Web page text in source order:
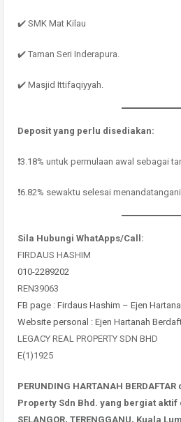
✔️ SMK Mat Kilau
✔️ Taman Seri Inderapura.
✔️ Masjid Ittifaqiyyah.
Deposit yang perlu disediakan:
❗️3.18% untuk permulaan awal sebagai
❗️6.82% sewaktu selesai
Sila Hubungi WhatApps/Call:
FIRDAUS HASHIM
010-2289202
REN39063
FB page : Firdaus Hashim – Ejen
Website personal : Ejen Hartanah
LEGACY REAL PROPERTY SDN BHD
E(1)1925
PERUNDING HARTANAH
Property Sdn Bhd. yang bergiat aktif
SELANGOR, TERENGGANU, Kuala